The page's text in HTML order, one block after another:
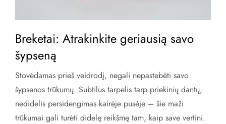
Breketai: Atrakinkite geriausią savo
šypseną
Stovėdamas prieš veidrodį, negali nepastebėti savo
šypsenos trūkumų. Subtilus tarpelis tarp priekinių dantų,
nedidelis persidengimas kairėje pusėje – šie maži
trūkumai gali turėti didelę reikšmę tam, kaip save vertini.